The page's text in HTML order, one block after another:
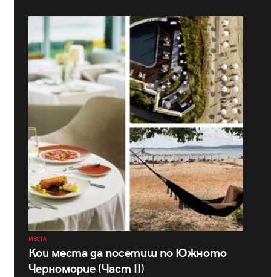
МЕСТА
Кои места да посетиш по Южното
Черноморие (Част II)